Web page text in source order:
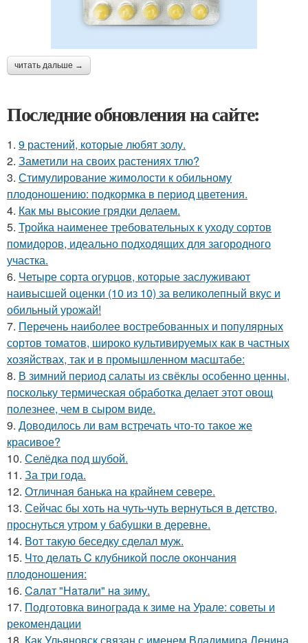
читать дальше →
Последние обновления на сайте:
1. 9 растений, которые любят золу.
2. Заметили на своих растениях тлю?
3. Стимулирование жимолости к обильному
плодоношению: подкормка в период цветения.
4. Как мы высокие грядки делаем.
5. Тройка наименее требовательных к уходу сортов
помидоров, идеально подходящих для загородного
участка.
6. Четыре сорта огурцов, которые заслуживают
наивысшей оценки (10 из 10) за великолепный вкус и
обильный урожай!
7. Перечень наиболее востребованных и популярных
сортов томатов, широко культивируемых как в частных
хозяйствах, так и в промышленном масштабе:
8. В зимний период салаты из свёклы особенно ценны,
поскольку термическая обработка делает этот овощ
полезнее, чем в сыром виде.
9. Доводилось ли вам встречать что-то такое же
красивое?
10. Селёдка под шубой.
11. За три года.
12. Отличная банька на крайнем севере.
13. Сейчас бы хоть на чуть-чуть вернуться в детство,
проснуться утром у бабушки в деревне.
14. Вот такую беседку сделал муж.
15. Чтo дeлaть C клубникoй пocлe oкoнчaния
плoдoнoшeния:
16. Caлaт "Нaтaли" нa зиму.
17. Подготовка винограда к зиме на Урале: советы и
рекомендации